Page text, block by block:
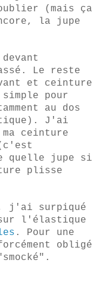
(mais ça
la jupe
Le reste
et ceinture
pour
au dos
J'ai
ma ceinture
quelle jupe si
plisse
j'ai surpiqué
l'élastique
. Pour une
obligé